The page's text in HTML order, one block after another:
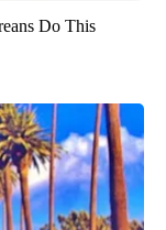
Do This